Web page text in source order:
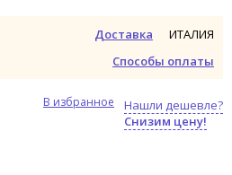
Доставка
Способы оплаты
ИТАЛИЯ
Нашли дешевле?
Снизим цену!
В избранное